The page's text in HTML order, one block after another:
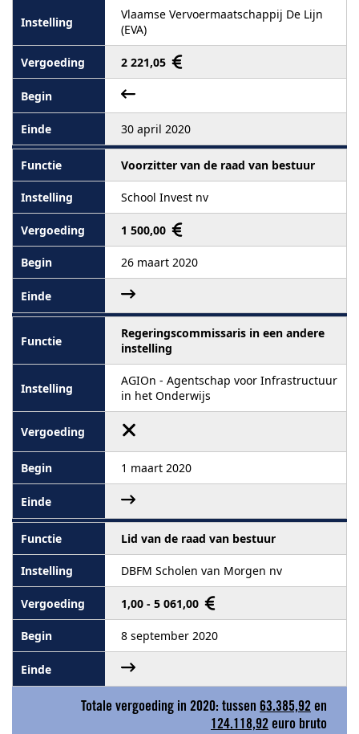
Vlaamse Vervoermaatschappij De Lijn
(EVA)
2 221,05
30 april 2020
Voorzitter van de raad van bestuur
School Invest nv
1 500,00
26 maart 2020
Regeringscommissaris in een andere
instelling
AGIOn - Agentschap voor Infrastructuur
in het Onderwijs
1 maart 2020
Lid van de raad van bestuur
DBFM Scholen van Morgen nv
1,00 - 5 061,00
8 september 2020
Totale vergoeding in 2020: tussen 63.385,92 en
124.118,92 euro bruto